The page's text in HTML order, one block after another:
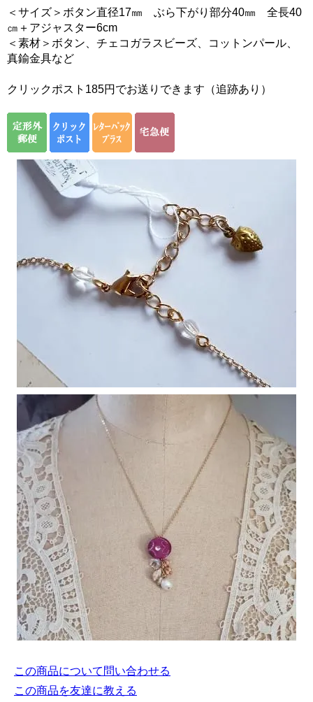
＜サイズ＞ボタン直径17㎜ ぶら下がり部分40㎜ 全長40
㎝＋アジャスター6cm
＜素材＞ボタン、チェコガラスビーズ、コットンパール、
真鍮金具など
クリックポスト185円でお送りできます（追跡あり）
この商品について問い合わせる
この商品を友達に教える